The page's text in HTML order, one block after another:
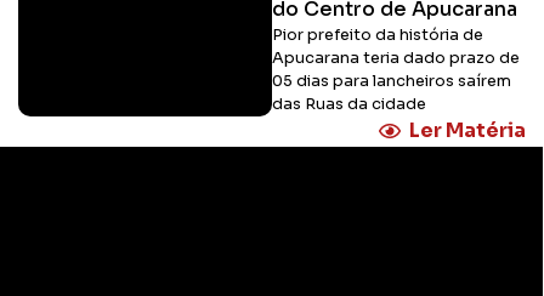
do Centro de Apucarana
Pior prefeito da história de
Apucarana teria dado prazo de
05 dias para lancheiros saírem
das Ruas da cidade
Ler Matéria